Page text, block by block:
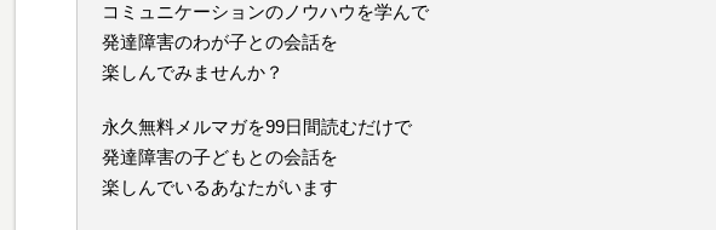
コミュニケーションのノウハウを学んで
発達障害のわが子との会話を
楽しんでみませんか？
永久無料メルマガを99日間読むだけで
発達障害の子どもとの会話を
楽しんでいるあなたがいます